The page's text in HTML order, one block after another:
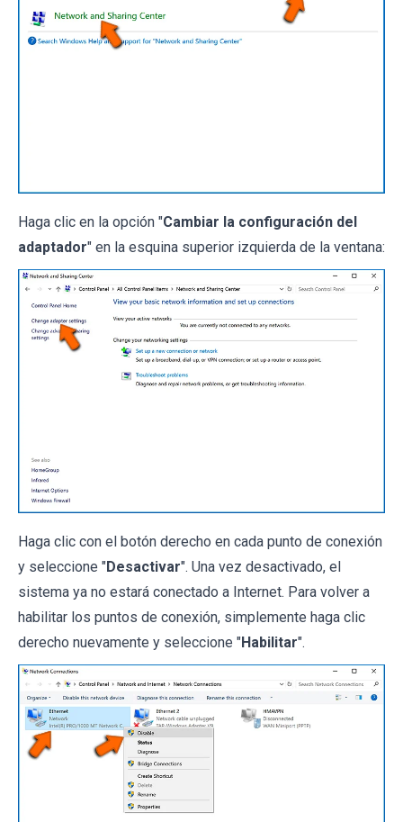
Haga clic en la opción "Cambiar la configuración del
adaptador" en la esquina superior izquierda de la ventana:
Haga clic con el botón derecho en cada punto de conexión
y seleccione "Desactivar". Una vez desactivado, el
sistema ya no estará conectado a Internet. Para volver a
habilitar los puntos de conexión, simplemente haga clic
derecho nuevamente y seleccione "Habilitar".